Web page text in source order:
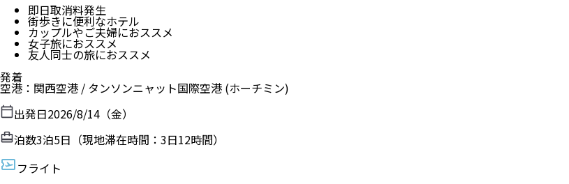
即日取消料発生
街歩きに便利なホテル
カップルやご夫婦におススメ
女子旅におススメ
友人同士の旅におススメ
発着
空港 ： 関西空港 / タンソンニャット国際空港 (ホーチミン)
出発日2026/8/14（金）
泊数3泊5日（現地滞在時間： 3日12時間）
フライト